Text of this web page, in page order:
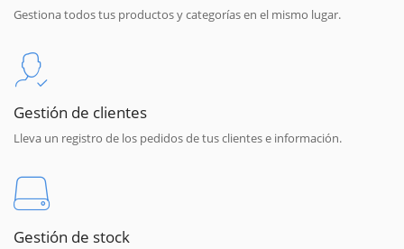
Gestiona todos tus productos y categorías en el mismo lugar.
Gestión de clientes
Lleva un registro de los pedidos de tus clientes e información.
Gestión de stock